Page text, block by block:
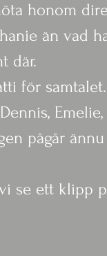
honom
än vad
där.
för samtalet.
pågår
se ett klipp